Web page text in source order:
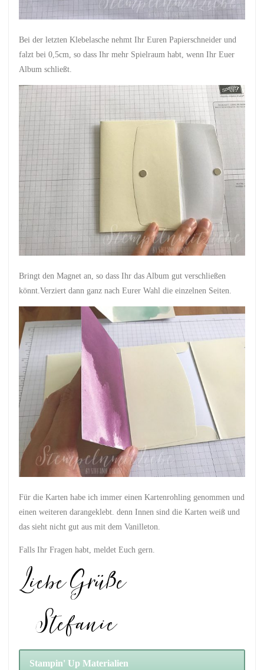
Bei der letzten Klebelasche nehmt Ihr Euren Papierschneider und
falzt bei 0,5cm, so dass Ihr mehr Spielraum habt, wenn Ihr Euer
Album schließt.
Bringt den Magnet an, so dass Ihr das Album gut verschließen
könnt.Verziert dann ganz nach Eurer Wahl die einzelnen Seiten.
Für die Karten habe ich immer einen Kartenrohling genommen und
einen weiteren darangeklebt. denn Innen sind die Karten weiß und
das sieht nicht gut aus mit dem Vanilleton.
Falls Ihr Fragen habt, meldet Euch gern.
Stampin' Up Materialien